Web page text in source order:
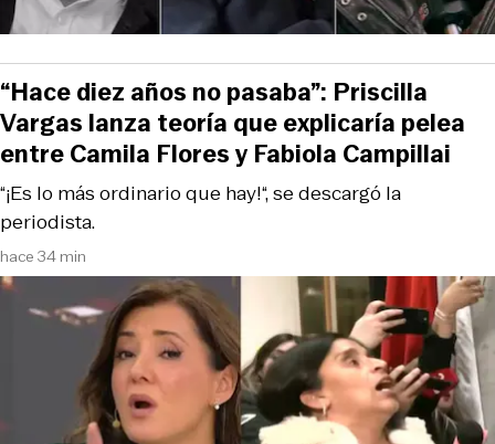
hace 34 min
“¡Es lo más ordinario que hay!“, se descargó la
periodista.
“Hace diez años no pasaba”: Priscilla
Vargas lanza teoría que explicaría pelea
entre Camila Flores y Fabiola Campillai